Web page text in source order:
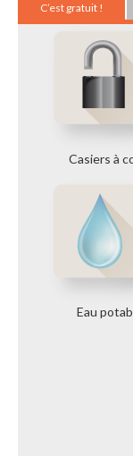
C’est gratuit !
Casiers à
Eau